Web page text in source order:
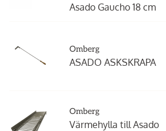
Asado Gaucho 18 cm
Omberg
ASADO ASKSKRAPA
Omberg
Värmehylla till Asado